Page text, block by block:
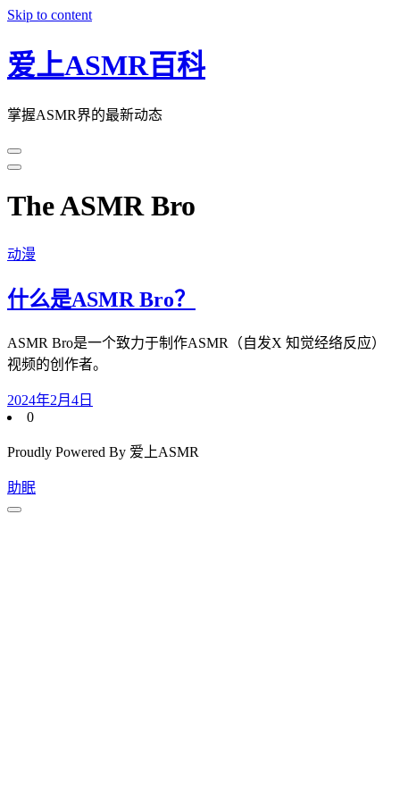
Skip to content
爱上ASMR百科
掌握ASMR界的最新动态
The ASMR Bro
动漫
什么是ASMR Bro？
ASMR Bro是一个致力于制作ASMR（自发X 知觉经络反应）
视频的创作者。
2024年2月4日
0
Proudly Powered By 爱上ASMR
助眠